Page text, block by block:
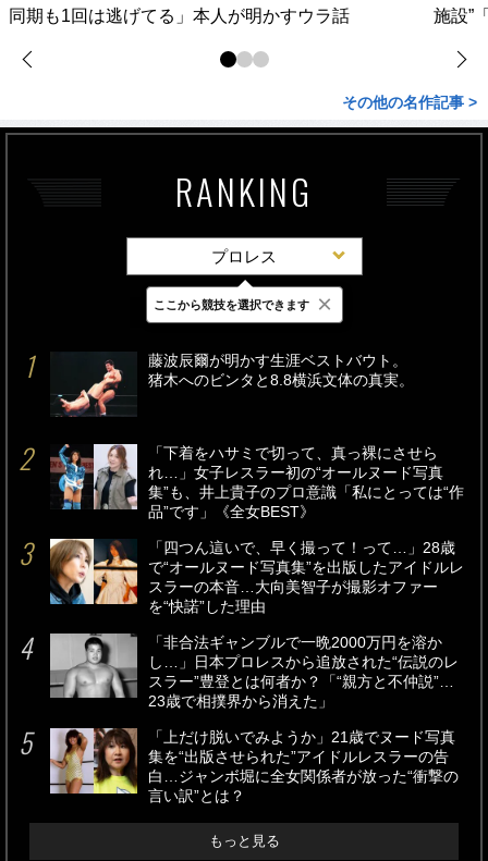
同期も1回は逃げてる」本人が明かすウラ話
施設”
その他の名作記事 >
RANKING
プロレス
最新 24時間 週間
藤波辰爾が明かす生涯ベストバウト。
猪木へのビンタと8.8横浜文体の真実。
「下着をハサミで切って、真っ裸にさせら
れ…」女子レスラー初の“オールヌード写真
集”も、井上貴子のプロ意識「私にとっては“作
品”です」《全女BEST》
「四つん這いで、早く撮って！って…」28歳
で“オールヌード写真集”を出版したアイドルレ
スラーの本音…大向美智子が撮影オファー
を“快諾”した理由
「非合法ギャンブルで一晩2000万円を溶か
し…」日本プロレスから追放された“伝説のレ
スラー”豊登とは何者か？「“親方と不仲説”…
23歳で相撲界から消えた」
「上だけ脱いでみようか」21歳でヌード写真
集を“出版させられた”アイドルレスラーの告
白…ジャンボ堀に全女関係者が放った“衝撃の
言い訳”とは？
もっと見る
ここから競技を選択できます ×